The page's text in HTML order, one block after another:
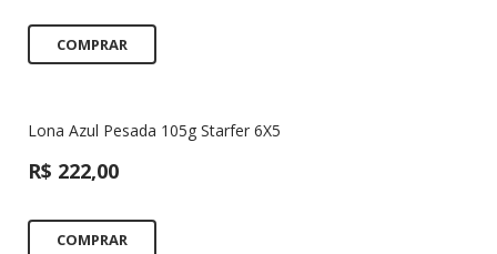
COMPRAR
Lona Azul Pesada 105g Starfer 6X5
R$ 222,00
COMPRAR